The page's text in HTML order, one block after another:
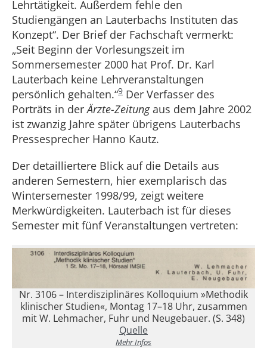
Lehrtätigkeit. Außerdem fehle den
Studiengängen an Lauterbachs Instituten das
Konzept“. Der Brief der Fachschaft vermerkt:
„Seit Beginn der Vorlesungszeit im
Sommersemester 2000 hat Prof. Dr. Karl
Lauterbach keine Lehrveranstaltungen
persönlich gehalten.“9 Der Verfasser des
Porträts in derÄrzte-Zeitungaus dem Jahre 2002
ist zwanzig Jahre später übrigens Lauterbachs
Pressesprecher Hanno Kautz.
Der detailliertere Blick auf die Details aus
anderen Semestern, hier exemplarisch das
Wintersemester 1998/99, zeigt weitere
Merkwürdigkeiten. Lauterbach ist für dieses
Semester mit fünf Veranstaltungen vertreten:
Nr. 3106 – Interdisziplinäres Kolloquium »Methodik
klinischer Studien«, Montag 17–18 Uhr, zusammen
mit W. Lehmacher, Fuhr und Neugebauer. (S. 348)
Quelle
Mehr Infos